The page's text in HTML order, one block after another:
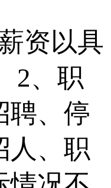
资以具
2、职
聘、停
人、职